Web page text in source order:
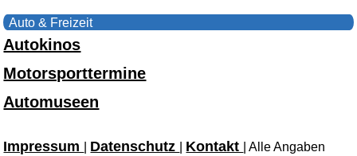
Auto & Freizeit
Autokinos
Motorsporttermine
Automuseen
Impressum Datenschutz Kontakt
| Alle Angaben